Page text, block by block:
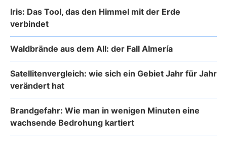
Iris: Das Tool, das den Himmel mit der Erde
verbindet
Waldbrände aus dem All: der Fall Almería
Satellitenvergleich: wie sich ein Gebiet Jahr für Jahr
verändert hat
Brandgefahr: Wie man in wenigen Minuten eine
wachsende Bedrohung kartiert